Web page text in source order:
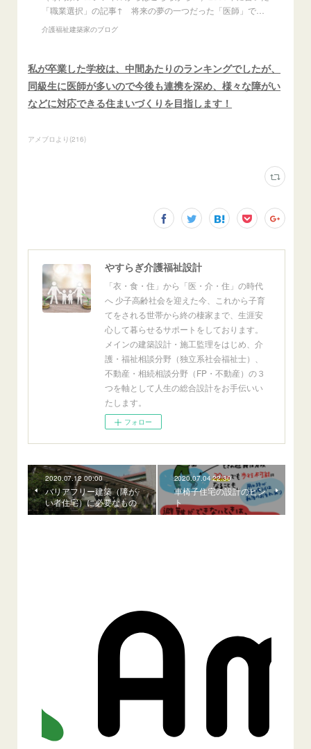
「職業選択」の記事↑ 将来の夢の一つだった「医師」で…
介護福祉建築家のブログ
私が卒業した学校は、中間あたりのランキングでしたが、
同級生に医師が多いので今後も連携を深め、様々な障がい
などに対応できる住まいづくりを目指します！
アメブロより (216)
やすらぎ介護福祉設計
「衣・食・住」から「医・介・住」の時代
へ 少子高齢社会を迎えた今、これから子育
てをされる世帯から終の棲家まで、生涯安
心して暮らせるサポートをしております。
メインの建築設計・施工監理をはじめ、介
護・福祉相談分野（独立系社会福祉士）、
不動産・相続相談分野（FP・不動産）の３
つを軸として人生の総合設計をお手伝いい
たします。
フォロー
2020.07.12 00:00
バリアフリー建築（障が
い者住宅）に必要なもの
2020.07.04 22:30
車椅子住宅の設計のヒン
ト